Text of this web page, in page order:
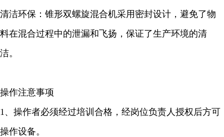
清洁环保：锥形双螺旋混合机采用密封设计，避免了物
料在混合过程中的泄漏和飞扬，保证了生产环境的清
洁。
操作注意事项
1、操作者必须经过培训合格，经岗位负责人授权后方可
操作设备。